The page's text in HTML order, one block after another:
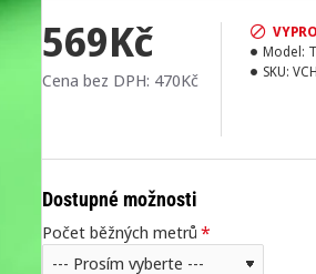
569Kč
Cena bez DPH: 470Kč
Model:
SKU:
Dostupné možnosti
Počet běžných metrů